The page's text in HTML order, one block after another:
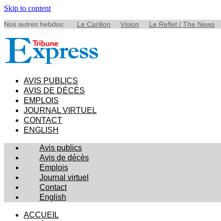
Skip to content
Nos autres hebdos: Le Carillon Vision Le Reflet / The News
AVIS PUBLICS
AVIS DE DÉCÈS
EMPLOIS
JOURNAL VIRTUEL
CONTACT
ENGLISH
Avis publics
Avis de décès
Emplois
Journal virtuel
Contact
English
ACCUEIL